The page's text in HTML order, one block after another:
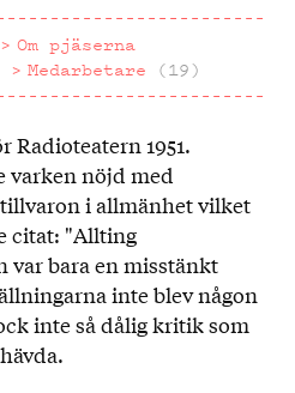
Om pjäserna
Medarbetare (19)
Radioteatern 1951.
varken nöjd med
i allmänhet vilket
citat: "Allting
var bara en misstänkt
inte blev någon
inte så dålig kritik som